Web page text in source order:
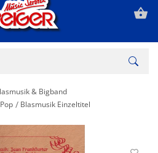
& Bigband
Blasmusik Einzeltitel